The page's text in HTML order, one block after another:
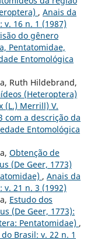
, Anais da
v. 16 n. 1 (1987)
do gênero
Pentatomidae,
Entomológica
Ruth Hildebrand,
(Heteroptera)
(L.) Merrill) V.
com a descrição da
Entomológica
Obtenção de
(De Geer, 1773)
, Anais da
v. 21 n. 3 (1992)
Estudo dos
(De Geer, 1773):
Pentatomidae) ,
Brasil: v. 22 n. 1